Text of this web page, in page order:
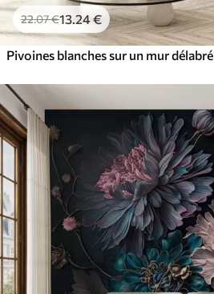
22.07€13.24€
Pivoines blanches sur un mur délabré